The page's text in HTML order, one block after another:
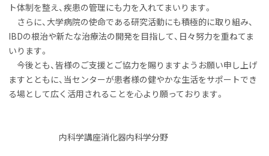
ト体制を整え、疾患の管理にも力を入れてまいります。
さらに、大学病院の使命である研究活動にも積極的に取り組み、
IBDの根治や新たな治療法の開発を目指して、日々努力を重ねてま
いります。
今後とも、皆様のご支援とご協力を賜りますようお願い申し上げ
ますとともに、当センターが患者様の健やかな生活をサポートでき
る場として広く活用されることを心より願っております。
内科学講座消化器内科学分野